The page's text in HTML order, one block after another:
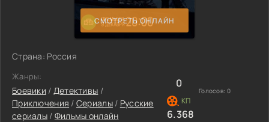
СМОТРЕТЬ ОНЛАЙН
Страна: Россия
Жанры:
Боевики / Детективы /
Приключения / Сериалы/ Русские
сериалы/ Фильмы онлайн
0
Голосов: 0
6.368